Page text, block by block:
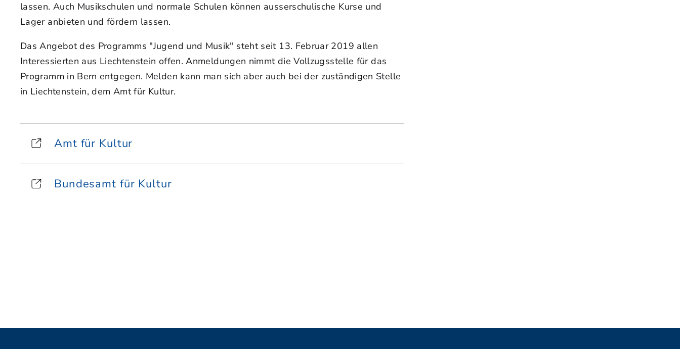
lassen. Auch Musikschulen und normale Schulen können ausserschulische Kurse und
Lager anbieten und fördern lassen.
Das Angebot des Programms "Jugend und Musik" steht seit 13. Februar 2019 allen
Interessierten aus Liechtenstein offen. Anmeldungen nimmt die Vollzugsstelle für das
Programm in Bern entgegen. Melden kann man sich aber auch bei der zuständigen Stelle
in Liechtenstein, dem Amt für Kultur.
Amt für Kultur
Bundesamt für Kultur